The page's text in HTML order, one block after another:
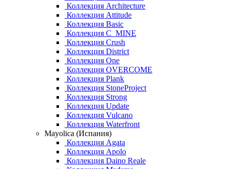
Коллекция Architecture
Коллекция Attitude
Коллекция Basic
Коллекция C_MINE
Коллекция Crush
Коллекция District
Коллекция One
Коллекция OVERCOME
Коллекция Plank
Коллекция StoneProject
Коллекция Strong
Коллекция Update
Коллекция Vulcano
Коллекция Waterfront
Mayolica (Испания)
Коллекция Agata
Коллекция Apolo
Коллекция Daino Reale